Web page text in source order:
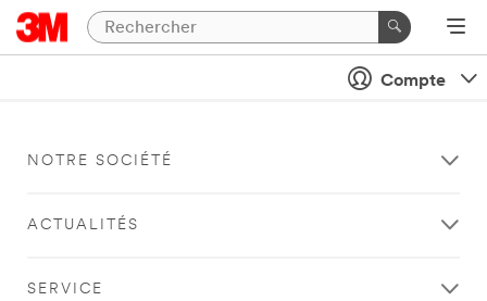
Compte
NOTRE SOCIÉTÉ
ACTUALITÉS
SERVICE